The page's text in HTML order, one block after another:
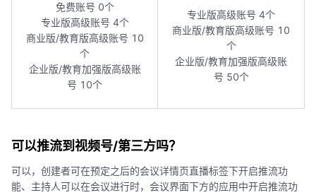
免费账号 0个
专业版高级账号 4个
商业版/教育版高级账号 10
个
企业版/教育加强版高级账
号 10个
专业版高级账号 4个
商业版/教育版高级账号 10
个
企业版/教育加强版高级账
号 50个
可以推流到视频号/第三方吗？
可以，创建者可在预定之后的会议详情页直播标签下开启推流功
能、主持人可以在会议进行时，会议界面下方的应用中开启推流功